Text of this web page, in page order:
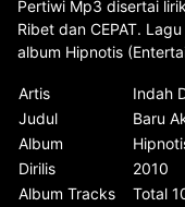
Pertiwi Mp3 disertai
Ribet dan CEPAT.
album Hipnotis
Artis
Indah
Judul
Baru
Album
Dirilis
2010
Album Tracks
Total